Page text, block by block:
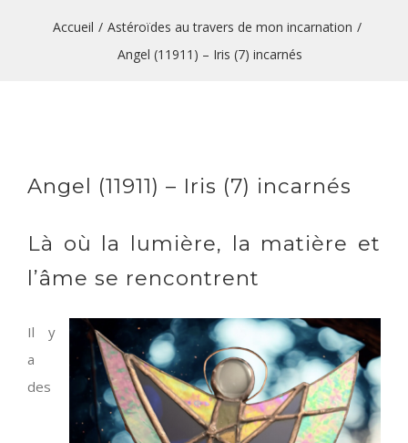
Accueil / Astéroïdes au travers de mon incarnation /
Angel (11911) – Iris (7) incarnés
Angel (11911) – Iris (7) incarnés
Là où la lumière, la matière et
l’âme se rencontrent
Il y
a
des